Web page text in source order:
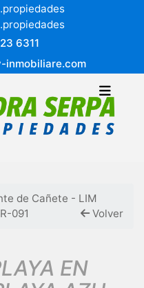
6311
inmobiliare.com
de Cañete - LIM
091 Volver
EN